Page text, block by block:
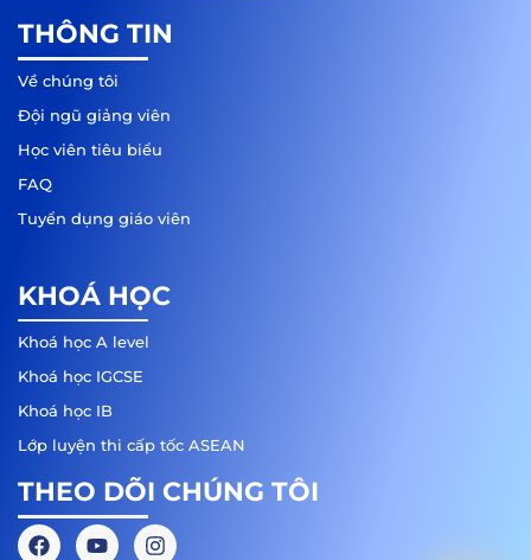
THÔNG TIN
Về chúng tôi
Đội ngũ giảng viên
Học viên tiêu biểu
FAQ
Tuyển dụng giáo viên
KHOÁ HỌC
Khoá học A level
Khoá học IGCSE
Khoá học IB
Lớp luyện thi cấp tốc ASEAN
THEO DÕI CHÚNG TÔI
F
Y
I